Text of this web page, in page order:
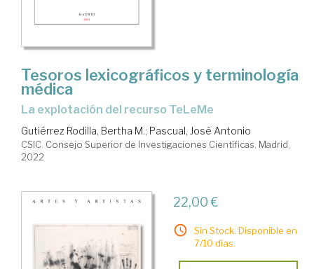
Tesoros lexicográficos y terminología
médica
la explotación del recurso TeLeMe
Gutiérrez Rodilla, Bertha M.; Pascual, José Antonio
CSIC. Consejo Superior de Investigaciones Científicas. Madrid,
2022
22,00 €
Sin Stock. Disponible en
7/10 días.